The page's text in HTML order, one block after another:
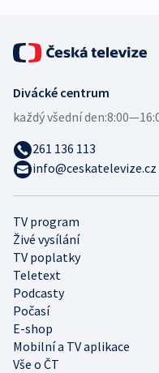
TV program
Živé vysílání
TV poplatky
Teletext
Podcasty
Počasí
E-shop
Mobilní a TV aplikace
Vše o ČT
Divácké centrum
každý všední den:
261 136 113
info@ceskatelevize.cz